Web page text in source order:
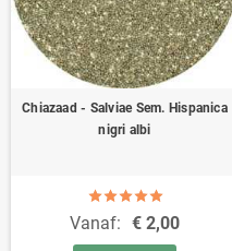
Chiazaad - Salviae Sem. Hispanica
nigri albi
Vanaf: € 2,00